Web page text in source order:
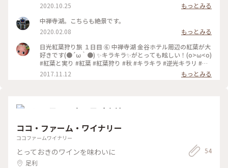
2020.10.25
もっとみる
中禅寺湖。こちらも絶景です。
2020.02.08
もっとみる
日光紅葉狩り旅 １日目 ⑥ 中禅寺湖 金谷ホテル周辺の紅葉が大
好きです(●´ω｀●) ✨️キラキラ✨️がとっても眩しい！(o>ω<o)
#紅葉と実り #紅葉 #紅葉狩り #秋 #キラキラ #逆光キラリ #中
禅寺湖 #日光 #ことりっぷ栃木
2017.11.12 もっとみる
ココ・ファーム・ワイナリー
ココファームワイナリー
とっておきのワインを味わいに
足利
54